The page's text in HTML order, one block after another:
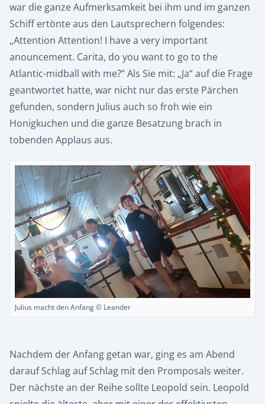
war die ganze Aufmerksamkeit bei ihm und im ganzen
Schiff ertönte aus den Lautsprechern folgendes:
„Attention Attention! I have a very important
anouncement. Carita, do you want to go to the
Atlantic-midball with me?“ Als Sie mit: „Ja“ auf die Frage
geantwortet hatte, war nicht nur das erste Pärchen
gefunden, sondern Julius auch so froh wie ein
Honigkuchen und die ganze Besatzung brach in
tobenden Applaus aus.
Julius macht den Anfang © Leander
Nachdem der Anfang getan war, ging es am Abend
darauf Schlag auf Schlag mit den Promposals weiter.
Der nächste an der Reihe sollte Leopold sein. Leopold